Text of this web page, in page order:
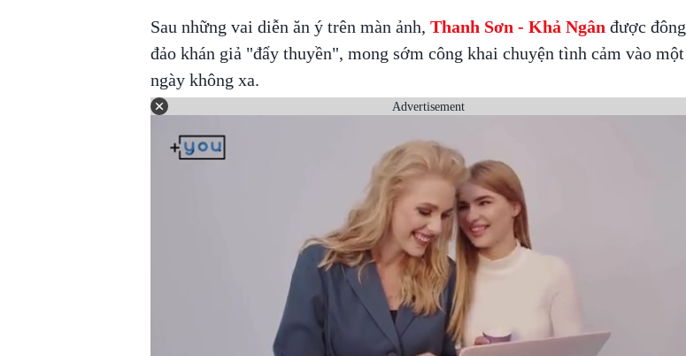
Sau những vai diễn ăn ý trên màn ảnh, Thanh Sơn - Khả Ngân được đông
đảo khán giả "đẩy thuyền", mong sớm công khai chuyện tình cảm vào một
ngày không xa.
Advertisement